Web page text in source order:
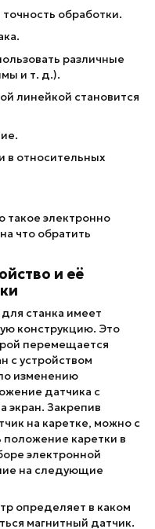
обработки.
различные
и т. д.).
линейкой становится
в относительных
такое электронно
что обратить
и её
станка имеет
конструкцию. Это
перемещается
с устройством
изменению
датчика с
экран. Закрепив
на каретке, можно с
каретки в
электронной
на следующие
определяет в каком
магнитный датчик.